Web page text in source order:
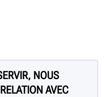
NOUS
AVEC